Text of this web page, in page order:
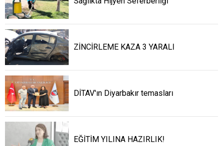
ZİNCİRLEME KAZA 3 YARALI
DİTAV'ın Diyarbakır temasları
EĞİTİM YILINA HAZIRLIK!